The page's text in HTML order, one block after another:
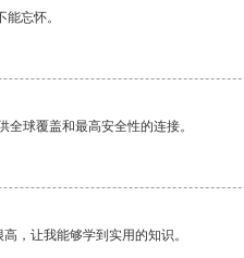
忘怀。
球覆盖和最高安全性的连接。
，让我能够学到实用的知识。